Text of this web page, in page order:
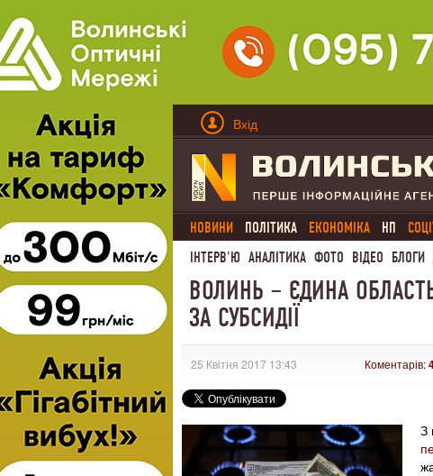
Вхід
НОВИНИ ПОЛІТИКА ЕКОНОМІКА НП
ІНТЕРВ'Ю АНАЛІТИКА ФОТО ВІДЕО БЛОГИ
ВОЛИНЬ – ЄДИНА
ЗА СУБСИДІЇ
25 Квітня 2017 13:43 Коментарів:
З